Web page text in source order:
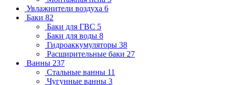
Увлажнители воздуха 6
Баки 82
Баки для ГВС 5
Баки для воды 8
Гидроаккумуляторы 38
Расширительные баки 27
Ванны 237
Стальные ванны 11
Чугунные ванны 3